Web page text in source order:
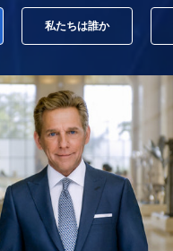
私たちは誰か